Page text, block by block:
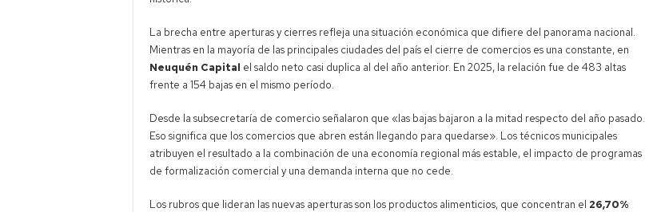
La brecha entre aperturas y cierres refleja una situación económica que difiere del panorama nacional.
Mientras en la mayoría de las principales ciudades del país el cierre de comercios es una constante, en
Neuquén Capital el saldo neto casi duplica al del año anterior. En 2025, la relación fue de 483 altas
frente a 154 bajas en el mismo período.
Desde la subsecretaría de comercio señalaron que «las bajas bajaron a la mitad respecto del año pasado.
Eso significa que los comercios que abren están llegando para quedarse». Los técnicos municipales
atribuyen el resultado a la combinación de una economía regional más estable, el impacto de programas
de formalización comercial y una demanda interna que no cede.
Los rubros que lideran las nuevas aperturas son los productos alimenticios, que concentran el 26,70%